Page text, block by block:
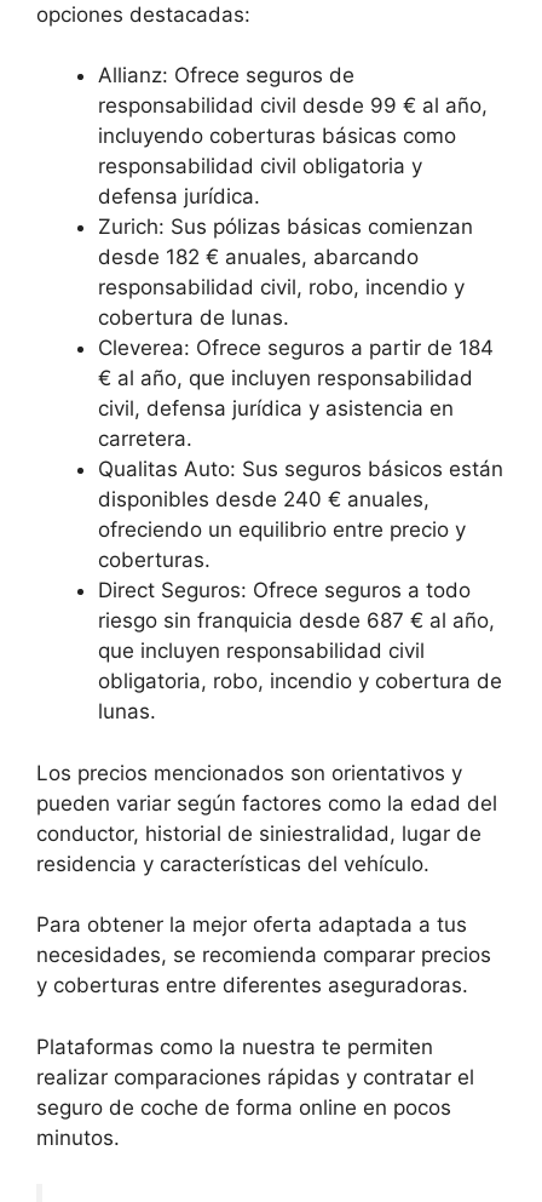
opciones destacadas:
Allianz: Ofrece seguros de
responsabilidad civil desde 99 € al año,
incluyendo coberturas básicas como
responsabilidad civil obligatoria y
defensa jurídica.
Zurich: Sus pólizas básicas comienzan
desde 182 € anuales, abarcando
responsabilidad civil, robo, incendio y
cobertura de lunas.
Cleverea: Ofrece seguros a partir de 184
€ al año, que incluyen responsabilidad
civil, defensa jurídica y asistencia en
carretera.
Qualitas Auto: Sus seguros básicos están
disponibles desde 240 € anuales,
ofreciendo un equilibrio entre precio y
coberturas.
Direct Seguros: Ofrece seguros a todo
riesgo sin franquicia desde 687 € al año,
que incluyen responsabilidad civil
obligatoria, robo, incendio y cobertura de
lunas.
Los precios mencionados son orientativos y
pueden variar según factores como la edad del
conductor, historial de siniestralidad, lugar de
residencia y características del vehículo.
Para obtener la mejor oferta adaptada a tus
necesidades, se recomienda comparar precios
y coberturas entre diferentes aseguradoras.
Plataformas como la nuestra te permiten
realizar comparaciones rápidas y contratar el
seguro de coche de forma online en pocos
minutos.